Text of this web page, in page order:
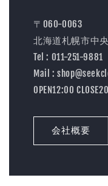
〒060-0063
北海道札幌市中
Tel : 011-251-9881
Mail :
OPEN12:00
会社概要